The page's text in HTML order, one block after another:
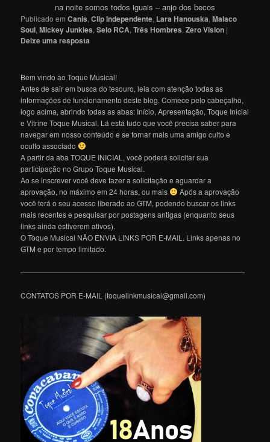
na noite somos todos iguais – anjo dos becos
Publicado em Canis,Clip Independente, Lara Hanouska,Malaco
Soul,Mickey Junkies,Selo RCA,Três Hombres,Zero Vision |
Deixe uma resposta
Bem vindo ao Toque Musical!
Antes de sair em busca do tesouro, leia com atenção todas as
informações de funcionamento deste blog. Comece pelo cabeçalho,
logo acima, abrindo todas as abas: Início, Apresentação, Toque Inicial
e Vitrine Toque Musical. Lá está tudo que você precisa saber para
navegar em nosso conteúdo e se tornar mais uma amigo culto e
oculto associado
A partir da aba TOQUE INICIAL, você poderá solicitar sua
participação no Grupo Toque Musical.
Ao se inscrever você deve fazer a solicitação e aguardar a
aprovação, no máximo em 24 horas, ou mais
Após a aprovação
você terá o seu acesso liberado ao GTM, podendo buscar os links
mais recentes e pesquisar por postagens antigas (enquanto seus
links ainda estiverem ativos).
O Toque Musical NÃO ENVIA LINKS POR E-MAIL. Links apenas no
GTM e por tempo limitado.
———————————————————————————————
CONTATOS POR E-MAIL (toquelinkmusical@gmail.com)